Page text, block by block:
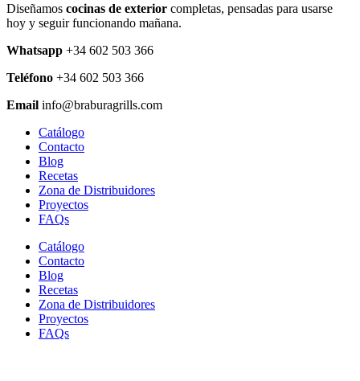
Diseñamos cocinas de exterior completas, pensadas para usarse
hoy y seguir funcionando mañana.
Whatsapp +34 602 503 366
Teléfono +34 602 503 366
Email info@braburagrills.com
Catálogo
Contacto
Blog
Recetas
Zona de Distribuidores
Proyectos
FAQs
Catálogo
Contacto
Blog
Recetas
Zona de Distribuidores
Proyectos
FAQs